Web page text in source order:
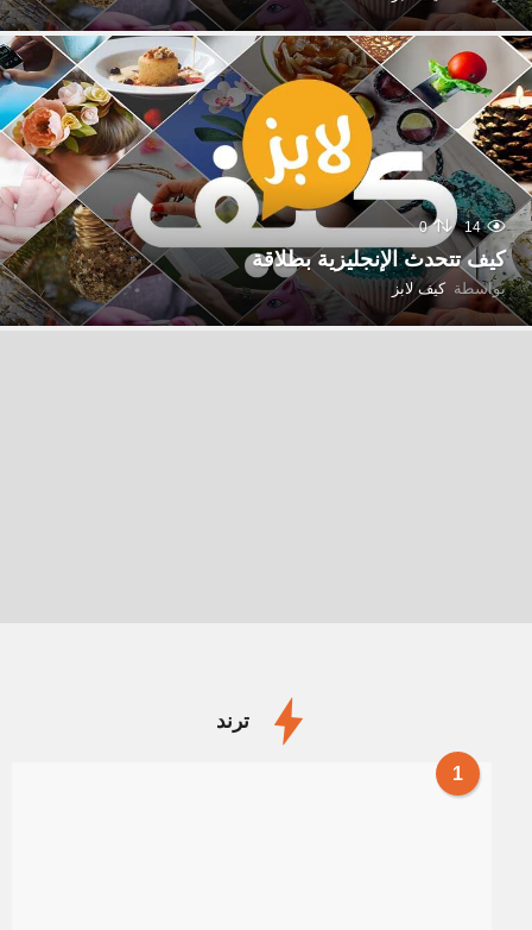
14
0
كيف تتحدث الإنجليزية بطلاقة
بواسطة كيف لابز
ترند
1